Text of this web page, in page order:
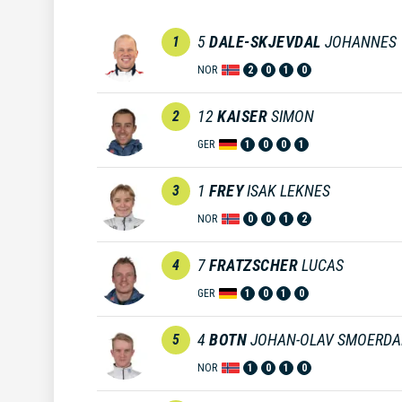
1 5DALE-SKJEVDAL JOHANNES
NOR 2 0 1 0
2 12 KAISERSIMON
GER 1 0 0 1
3 1 FREYISAK LEKNES
NOR 0 0 1 2
4 7FRATZSCHERLUCAS
GER 1 0 1 0
5 4 BOTNJOHAN-OLAV
NOR 1 0 1 0